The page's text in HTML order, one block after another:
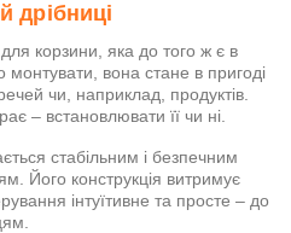
дрібниці
корзини, яка до того ж є в
монтувати, вона стане в пригоді
чи, наприклад, продуктів.
– встановлювати її чи ні.
стабільним і безпечним
Його конструкція витримує
інтуїтивне та просте – до